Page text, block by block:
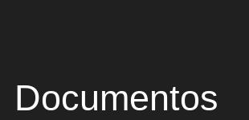
Documentos